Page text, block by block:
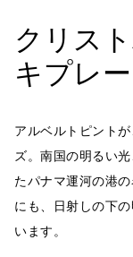
クリス
キプレ
アルベルトピント
ズ。南国の明るい
たパナマ運河の港
にも、日射しの下
います。